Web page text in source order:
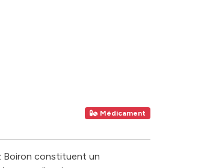
Médicament
Boiron constituent un